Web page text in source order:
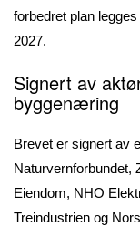
forbedret plan
2027.
Signert av
byggenæring
Brevet er signert av
Naturvernforbundet,
Eiendom, NHO
Treindustrien og